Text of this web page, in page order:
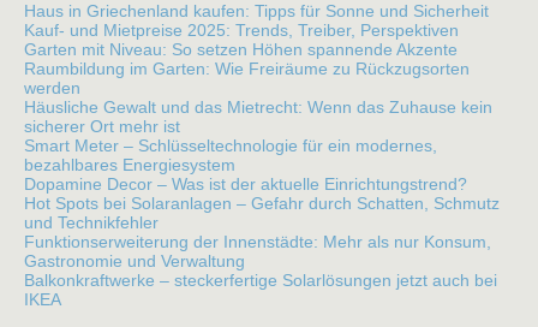
Haus in Griechenland kaufen: Tipps für Sonne und Sicherheit
Kauf- und Mietpreise 2025: Trends, Treiber, Perspektiven
Garten mit Niveau: So setzen Höhen spannende Akzente
Raumbildung im Garten: Wie Freiräume zu Rückzugsorten
werden
Häusliche Gewalt und das Mietrecht: Wenn das Zuhause kein
sicherer Ort mehr ist
Smart Meter – Schlüsseltechnologie für ein modernes,
bezahlbares Energiesystem
Dopamine Decor – Was ist der aktuelle Einrichtungstrend?
Hot Spots bei Solaranlagen – Gefahr durch Schatten, Schmutz
und Technikfehler
Funktionserweiterung der Innenstädte: Mehr als nur Konsum,
Gastronomie und Verwaltung
Balkonkraftwerke – steckerfertige Solarlösungen jetzt auch bei
IKEA